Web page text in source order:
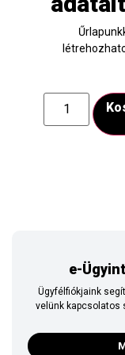
e-
Ügyfélfiókjaink
velünk kapcsolatos